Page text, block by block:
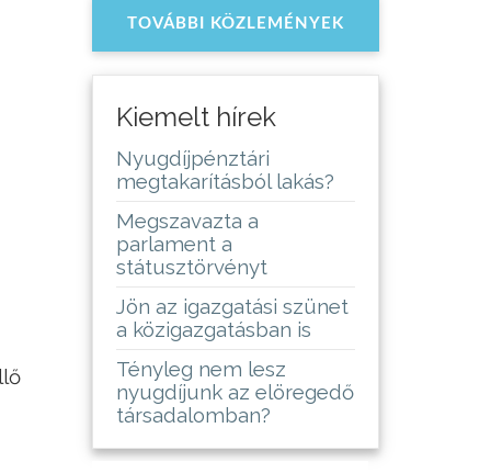
TOVÁBBI KÖZLEMÉNYEK
Kiemelt hírek
Nyugdíjpénztári
megtakarításból lakás?
Megszavazta a
parlament a
státusztörvényt
Jön az igazgatási szünet
a közigazgatásban is
Tényleg nem lesz
nyugdíjunk az elöregedő
társadalomban?